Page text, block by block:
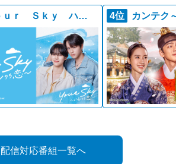
Ｙｏｕｒ Ｓｋｙ ハレのち恋 4位 カンテク
配信対応番組一覧へ